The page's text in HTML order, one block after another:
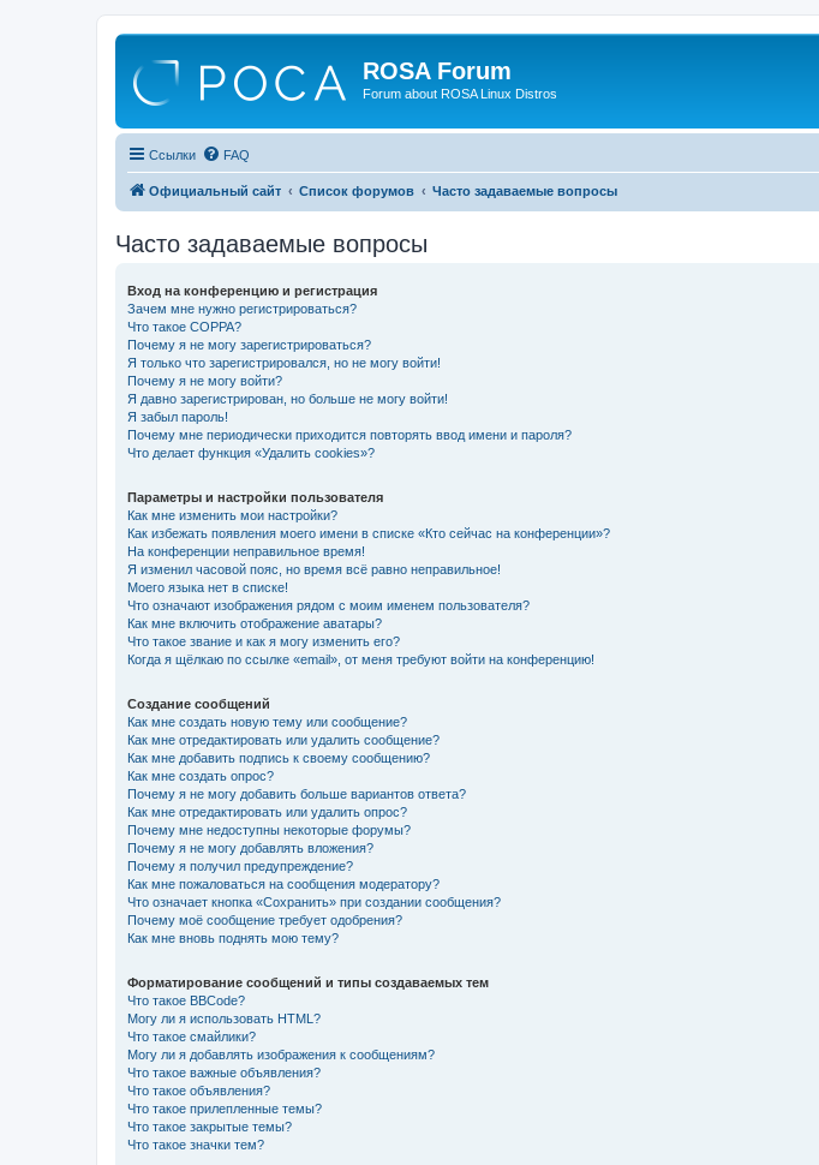
ROSA Forum
Forum about ROSA Linux Distros
Ссылки FAQ
Официальный сайт Список форумов Часто задаваемые вопросы
Часто задаваемые вопросы
Вход на конференцию и регистрация
Зачем мне нужно регистрироваться?
Что такое COPPA?
Почему я не могу зарегистрироваться?
Я только что зарегистрировался, но не могу войти!
Почему я не могу войти?
Я давно зарегистрирован, но больше не могу войти!
Я забыл пароль!
Почему мне периодически приходится повторять ввод имени и пароля?
Что делает функция «Удалить cookies»?
Параметры и настройки пользователя
Как мне изменить мои настройки?
Как избежать появления моего имени в списке «Кто сейчас на конференции»?
На конференции неправильное время!
Я изменил часовой пояс, но время всё равно неправильное!
Моего языка нет в списке!
Что означают изображения рядом с моим именем пользователя?
Как мне включить отображение аватары?
Что такое звание и как я могу изменить его?
Когда я щёлкаю по ссылке «email», от меня требуют войти на конференцию!
Создание сообщений
Как мне создать новую тему или сообщение?
Как мне отредактировать или удалить сообщение?
Как мне добавить подпись к своему сообщению?
Как мне создать опрос?
Почему я не могу добавить больше вариантов ответа?
Как мне отредактировать или удалить опрос?
Почему мне недоступны некоторые форумы?
Почему я не могу добавлять вложения?
Почему я получил предупреждение?
Как мне пожаловаться на сообщения модератору?
Что означает кнопка «Сохранить» при создании сообщения?
Почему моё сообщение требует одобрения?
Как мне вновь поднять мою тему?
Форматирование сообщений и типы создаваемых тем
Что такое BBCode?
Могу ли я использовать HTML?
Что такое смайлики?
Могу ли я добавлять изображения к сообщениям?
Что такое важные объявления?
Что такое объявления?
Что такое прилепленные темы?
Что такое закрытые темы?
Что такое значки тем?